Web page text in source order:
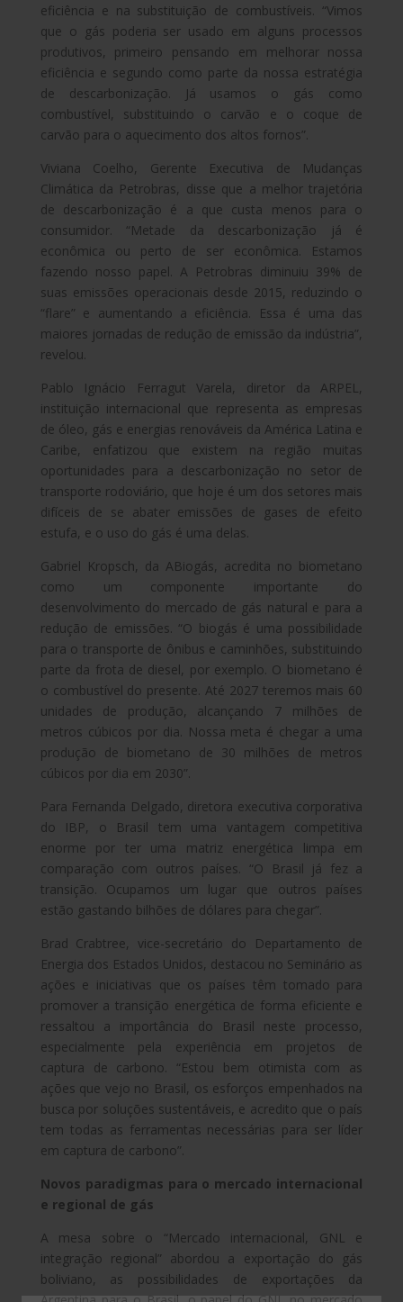
eficiência e na substituição de combustíveis. “Vimos
que o gás poderia ser usado em alguns processos
produtivos, primeiro pensando em melhorar nossa
eficiência e segundo como parte da nossa estratégia
de descarbonização. Já usamos o gás como
combustível, substituindo o carvão e o coque de
carvão para o aquecimento dos altos fornos”.
Viviana Coelho, Gerente Executiva de Mudanças
Climática da Petrobras, disse que a melhor trajetória
de descarbonização é a que custa menos para o
consumidor. “Metade da descarbonização já é
econômica ou perto de ser econômica. Estamos
fazendo nosso papel. A Petrobras diminuiu 39% de
suas emissões operacionais desde 2015, reduzindo o
“flare” e aumentando a eficiência. Essa é uma das
maiores jornadas de redução de emissão da indústria”,
revelou.
Pablo Ignácio Ferragut Varela, diretor da ARPEL,
instituição internacional que representa as empresas
de óleo, gás e energias renováveis da América Latina e
Caribe, enfatizou que existem na região muitas
oportunidades para a descarbonização no setor de
transporte rodoviário, que hoje é um dos setores mais
difíceis de se abater emissões de gases de efeito
estufa, e o uso do gás é uma delas.
Gabriel Kropsch, da ABiogás, acredita no biometano
como um componente importante do
desenvolvimento do mercado de gás natural e para a
redução de emissões. “O biogás é uma possibilidade
para o transporte de ônibus e caminhões, substituindo
parte da frota de diesel, por exemplo. O biometano é
o combustível do presente. Até 2027 teremos mais 60
unidades de produção, alcançando 7 milhões de
metros cúbicos por dia. Nossa meta é chegar a uma
produção de biometano de 30 milhões de metros
cúbicos por dia em 2030”.
Para Fernanda Delgado, diretora executiva corporativa
do IBP, o Brasil tem uma vantagem competitiva
enorme por ter uma matriz energética limpa em
comparação com outros países. “O Brasil já fez a
transição. Ocupamos um lugar que outros países
estão gastando bilhões de dólares para chegar”.
Brad Crabtree, vice-secretário do Departamento de
Energia dos Estados Unidos, destacou no Seminário as
ações e iniciativas que os países têm tomado para
promover a transição energética de forma eficiente e
ressaltou a importância do Brasil neste processo,
especialmente pela experiência em projetos de
captura de carbono. “Estou bem otimista com as
ações que vejo no Brasil, os esforços empenhados na
busca por soluções sustentáveis, e acredito que o país
tem todas as ferramentas necessárias para ser líder
em captura de carbono”.
Novos paradigmas para o mercado internacional
e regional de gás
A mesa sobre o “Mercado internacional, GNL e
integração regional” abordou a exportação do gás
boliviano, as possibilidades de exportações da